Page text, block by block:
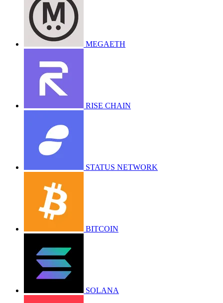
MEGAETH
RISE CHAIN
STATUS NETWORK
BITCOIN
SOLANA